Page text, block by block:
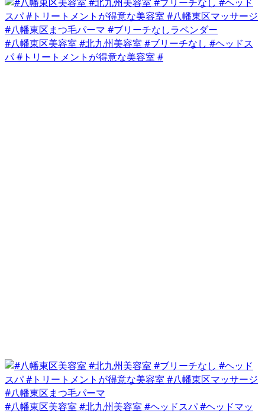
#八幡東区美容室 #北九州美容室 #ブリーチなし #ヘッドス
パ #トリートメントが得意な美容室 #
#八幡東区美容室 #北九州美容室 #ヘッドスパ #ヘッドマッ